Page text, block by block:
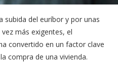
subida del euríbor y por unas
más exigentes, el
convertido en un factor clave
compra de una vivienda.